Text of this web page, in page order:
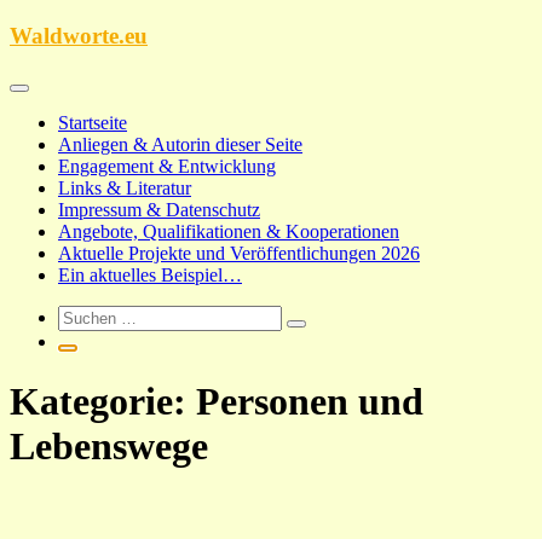
Zum
Waldworte.eu
Startseite
Anliegen & Autorin dieser Seite
Engagement & Entwicklung
Links & Literatur
Impressum & Datenschutz
Angebote, Qualifikationen & Kooperationen
Aktuelle Projekte und Veröffentlichungen 2026
Ein aktuelles Beispiel…
Kategorie: Personen und
Lebenswege